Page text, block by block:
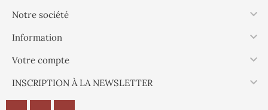
Notre société 
Information 
Votre compte 
INSCRIPTION À LA NEWSLETTER 